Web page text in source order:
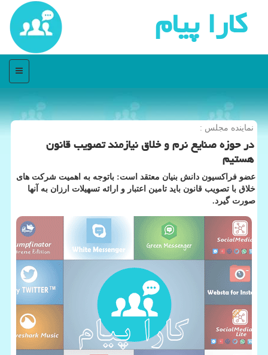
كارا پیام
منو
نماینده مجلس :
در حوزه صنایع نرم و خلاق نیازمند تصویب قانون
هستیم
عضو فراكسیون دانش بنیان معتقد است: باتوجه به اهمیت شركت های
خلاق با تصویب قانون باید تامین اعتبار و ارائه تسهیلات ارزان به آنها
صورت گیرد.